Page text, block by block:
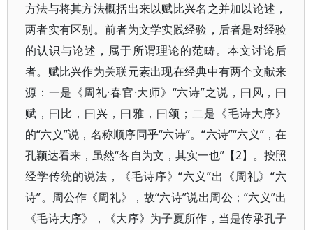
方法与将其方法概括出来以赋比兴名之并加以论述，
两者实有区别。前者为文学实践经验，后者是对经验
的认识与论述，属于所谓理论的范畴。本文讨论后
者。赋比兴作为关联元素出现在经典中有两个文献来
源：一是《周礼·春官·大师》“六诗”之说，曰风，曰
赋，曰比，曰兴，曰雅，曰颂；二是《毛诗大序》
的“六义”说，名称顺序同乎“六诗”。“六诗”“六义”，在
孔颖达看来，虽然“各自为文，其实一也”【2】。按照
经学传统的说法，《毛诗序》“六义”出《周礼》“六
诗”。周公作《周礼》，故“六诗”说出周公；“六义”出
《毛诗大序》，《大序》为子夏所作，当是传承孔子